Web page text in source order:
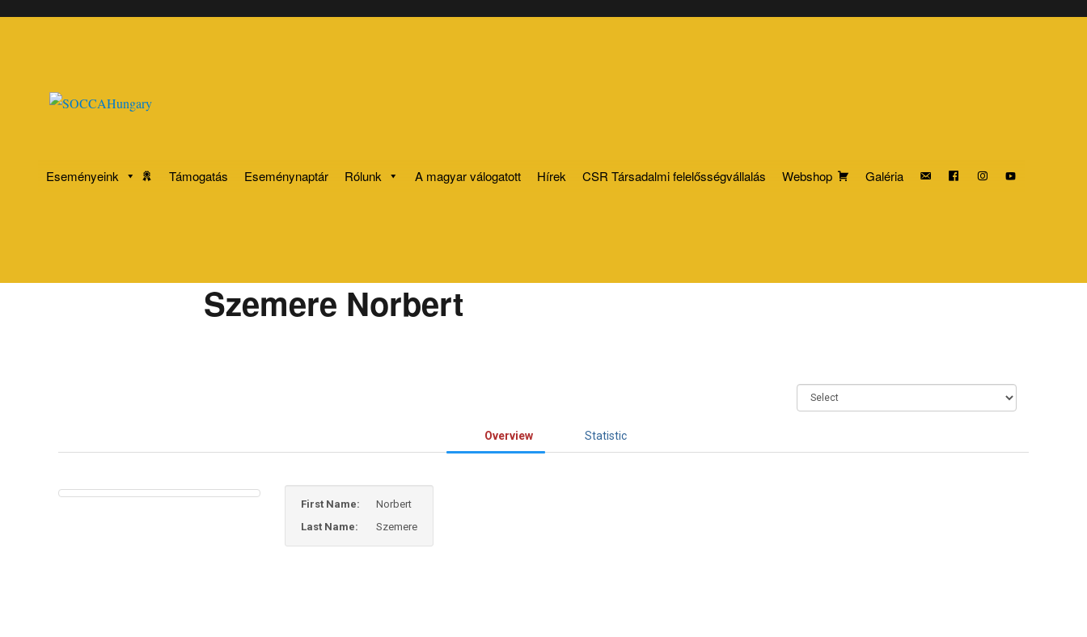
Támogatás
Eseményeink Eseménynaptár Rólunk A magyar válogatott Hírek CSR Társadalmi felelősségvállalás Webshop Galéria
Szemere Norbert
Overview Statistic
First Name:
Norbert
Last Name:
Szemere